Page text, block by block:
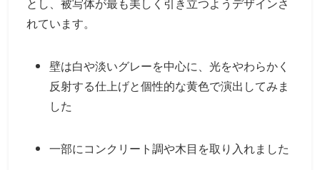
れています。
壁は白や淡いグレーを中心に、光をやわらかく
反射する仕上げと個性的な黄色で演出してみま
した
一部にコンクリート調や木目を取り入れました